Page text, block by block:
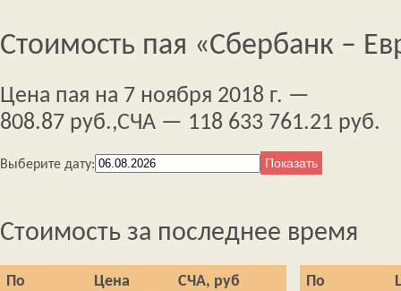
Стоимость пая «Сбербанк –
Цена пая на 7 ноября 2018 г. —
808.87 руб.,СЧА — 118 633 761.21 руб.
Выберите дату:
Стоимость за последнее время
По
Цена
СЧА, руб
По